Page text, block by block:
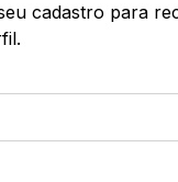
cadastro para